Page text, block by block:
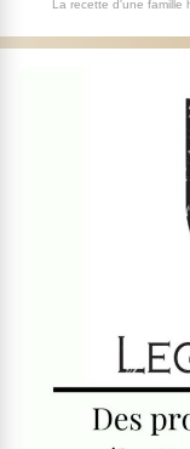
La recette d'une famille